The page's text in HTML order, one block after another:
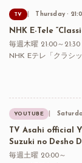
TV Thursday ·
NHK E-Tele
毎週木曜 21:00～21:30
NHK Eテレ「クラシ
YOUTUBE
TV Asahi official
Suzuki no Desho
毎週土曜 20:00～